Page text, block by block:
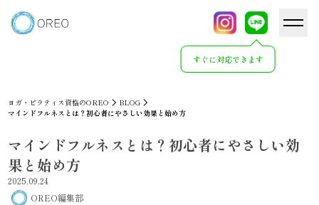
すぐに対応できます
ヨガ・ピラティス資格のOREO
BLOG
マインドフルネスとは？初心者にやさしい効果と始め方
マインドフルネスとは？初心者にやさしい効
果と始め方
2025.09.24
OREO編集部